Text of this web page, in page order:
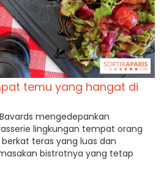
temu yang hangat di
mengedepankan
lingkungan tempat orang
teras yang luas dan
bistrotnya yang tetap